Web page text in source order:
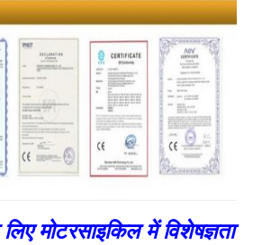
मोटरसाइकिल में विशेषज्ञता